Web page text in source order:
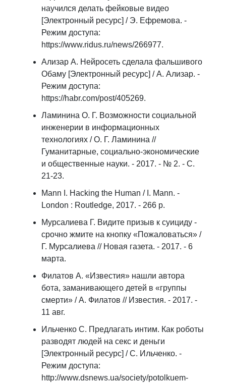
научился делать фейковые видео
[Электронный ресурс] / Э. Ефремова. -
Режим доступа:
https://www.ridus.ru/news/266977.
Ализар А. Нейросеть сделала фальшивого
Обаму [Электронный ресурс] / А. Ализар. -
Режим доступа:
https://habr.com/post/405269.
Ламинина О. Г. Возможности социальной
инженерии в информационных
технологиях / О. Г. Ламинина //
Гуманитарные, социально-экономические
и общественные науки. - 2017. - № 2. - С.
21-23.
Mann I. Hacking the Human / I. Mann. -
London : Routledge, 2017. - 266 p.
Мурсалиева Г. Видите призыв к суициду -
срочно жмите на кнопку «Пожаловаться» /
Г. Мурсалиева // Новая газета. - 2017. - 6
марта.
Филатов А. «Известия» нашли автора
бота, заманивающего детей в «группы
смерти» / А. Филатов // Известия. - 2017. -
11 авг.
Ильченко С. Предлагать интим. Как роботы
разводят людей на секс и деньги
[Электронный ресурс] / С. Ильченко. -
Режим доступа:
http://www.dsnews.ua/society/potolkuem-